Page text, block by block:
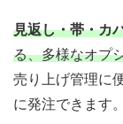
見返し・帯・カ
る、多様なオプ
売り上げ管理に
に発注できます。